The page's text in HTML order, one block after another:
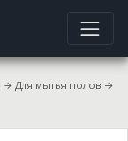
→ Для мытья полов →